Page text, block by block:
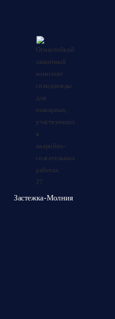
Застежка-Молния